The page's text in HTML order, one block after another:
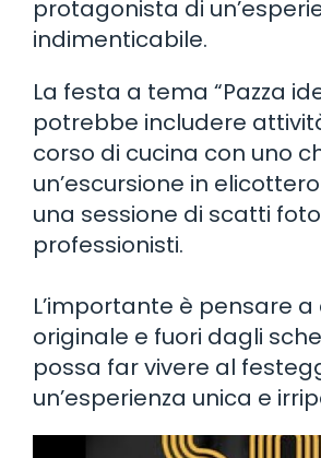
protagonista di
indimenticabile.
La festa a tema “Pazza
potrebbe includere
corso di cucina con uno
un’escursione in
una sessione di scatti
professionisti.
L’importante è pensare
originale e fuori dagli
possa far vivere al
un’esperienza unica e